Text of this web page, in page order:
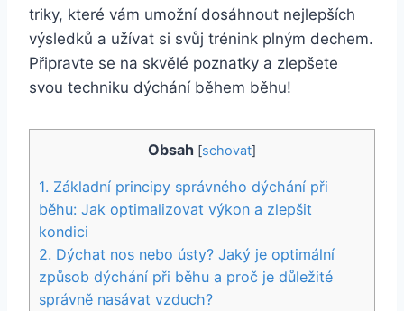
triky, které vám umožní dosáhnout nejlepších
výsledků a užívat si svůj trénink plným dechem.
Připravte se na skvělé poznatky a zlepšete
svou techniku dýchání během běhu!
Obsah [schovat]
1. Základní principy správného dýchání při
běhu: Jak optimalizovat výkon a zlepšit
kondici
2. Dýchat nos nebo ústy? Jaký je optimální
způsob dýchání při běhu a proč je důležité
správně nasávat vzduch?